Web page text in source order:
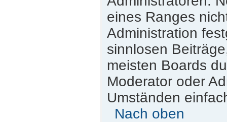
eines Ranges
Administration
sinnlosen
meisten Boards
Moderator oder
Umständen
Nach oben